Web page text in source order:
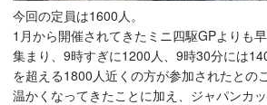
今回の定員は1600人。
1月から開催されてきたミニ四駆GPよりも
集まり、9時すぎに1200人、9時30分には
を超える1800人近くの方が参加されたとの
温かくなってきたことに加え、ジャパンカ